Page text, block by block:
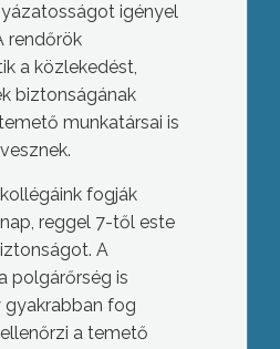
igényel
rendőrök
a közlekedést,
biztonságának
munkatársai is
fogják
reggel 7-től este
A
polgárőrség is
fog
a temető